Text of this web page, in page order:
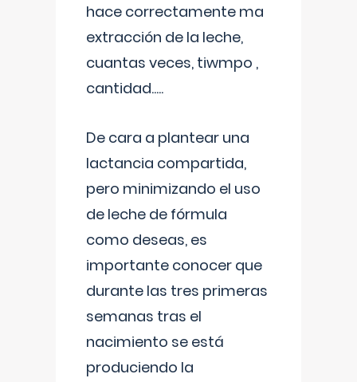
hace correctamente ma
extracción de la leche,
cuantas veces, tiwmpo ,
cantidad.....
De cara a plantear una
lactancia compartida,
pero minimizando el uso
de leche de fórmula
como deseas, es
importante conocer que
durante las tres primeras
semanas tras el
nacimiento se está
produciendo la